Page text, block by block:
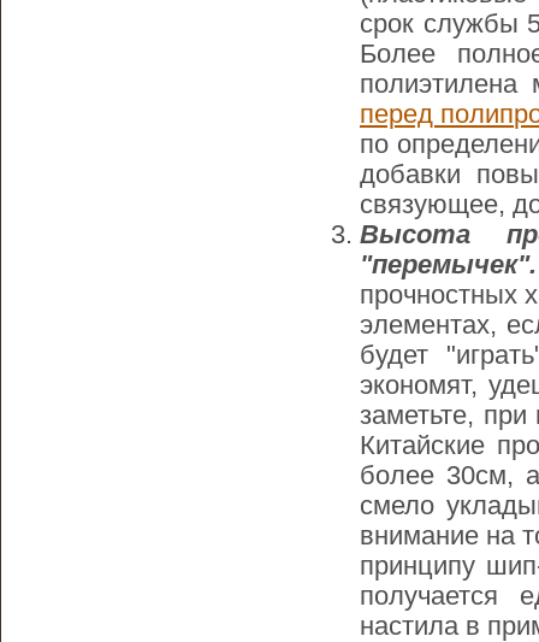
срок службы
Более
перед
по
добавки
связующее,
Высота
"перемычек".
прочностных
элементах,
будет
экономят,
заметьте,
Китайские
более 30см,
смело
внимание на
принципу
получается
настила в